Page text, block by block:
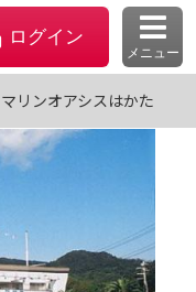
ログイン
メニュー
ンオアシスはかた
はかた